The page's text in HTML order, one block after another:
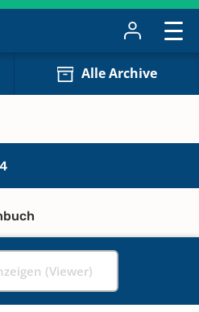
Alle Archive
(Viewer)